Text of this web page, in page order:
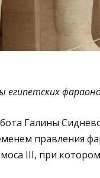
египетских
Галины
правления
III, при